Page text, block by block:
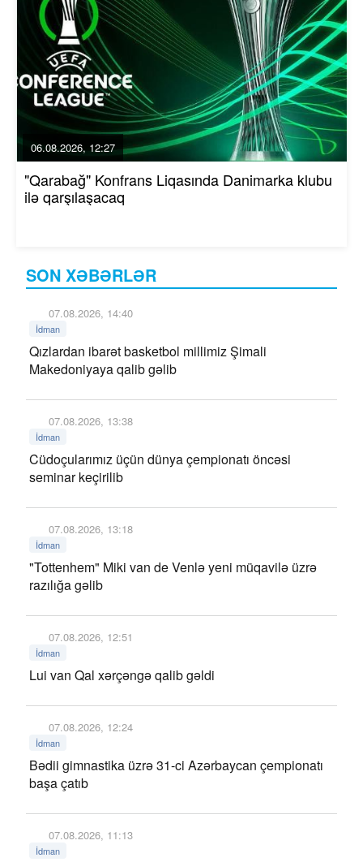
SON XƏBƏRLƏR
07.08.2026, 14:40
İdman
Qızlardan ibarət basketbol millimiz Şimali
Makedoniyaya qalib gəlib
07.08.2026, 13:38
İdman
Cüdoçularımız üçün dünya çempionatı öncəsi
seminar keçirilib
07.08.2026, 13:18
İdman
"Tottenhem" Miki van de Venlə yeni müqavilə üzrə
razılığa gəlib
07.08.2026, 12:51
İdman
Lui van Qal xərçəngə qalib gəldi
07.08.2026, 12:24
İdman
Bədii gimnastika üzrə 31-ci Azərbaycan çempionatı
başa çatıb
07.08.2026, 11:13
İdman
06.08.2026, 12:27
"Qarabağ" Konfrans Liqasında Danimarka klubu
ilə qarşılaşacaq